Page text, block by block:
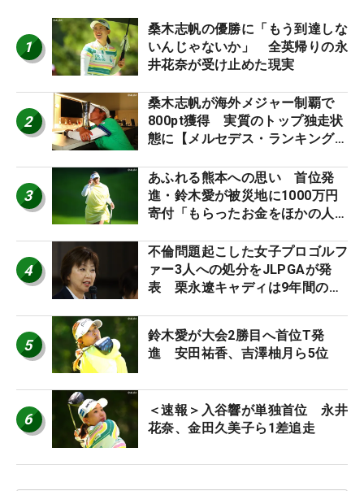
1
桑木志帆の優勝に「もう到達しな
いんじゃないか」 全英帰りの永
井花奈が受け止めた現実
2
桑木志帆が海外メジャー制覇で
800pt獲得 実質のトップ独走状
態に【メルセデス・ランキング番
3
あふれる熊本への思い 首位発
進・鈴木愛が被災地に1000万円
寄付「もらったお金をほかの人
4
不倫問題起こした女子プロゴルフ
ァー3人への処分をJLPGAが発
表 栗永遼キャディは9年間の立
5
鈴木愛が大会2勝目へ首位T発
進 安田祐香、吉澤柚月ら5位
6
＜速報＞入谷響が単独首位 永井
花奈、金田久美子ら1差追走